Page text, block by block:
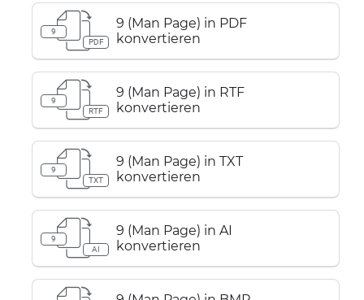
9
PDF
9 (Man Page) in PDF
konvertieren
9
RTF
9 (Man Page) in RTF
konvertieren
9
TXT
9 (Man Page) in TXT
konvertieren
9
AI
9 (Man Page) in AI
konvertieren